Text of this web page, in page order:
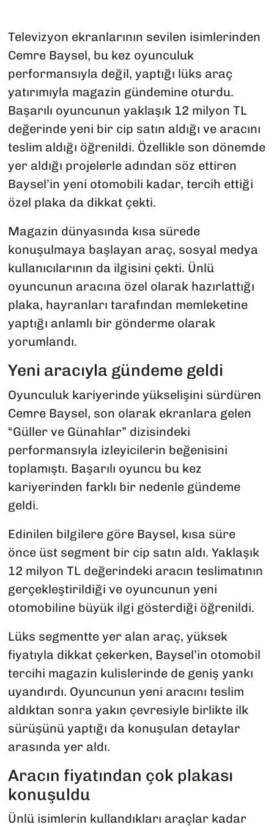
Televizyon ekranlarının sevilen isimlerinden
Cemre Baysel, bu kez oyunculuk
performansıyla değil, yaptığı lüks araç
yatırımıyla magazin gündemine oturdu.
Başarılı oyuncunun yaklaşık 12 milyon TL
değerinde yeni bir cip satın aldığı ve aracını
teslim aldığı öğrenildi. Özellikle son dönemde
yer aldığı projelerle adından söz ettiren
Baysel’in yeni otomobili kadar, tercih ettiği
özel plaka da dikkat çekti.
Magazin dünyasında kısa sürede
konuşulmaya başlayan araç, sosyal medya
kullanıcılarının da ilgisini çekti. Ünlü
oyuncunun aracına özel olarak hazırlattığı
plaka, hayranları tarafından memleketine
yaptığı anlamlı bir gönderme olarak
yorumlandı.
Yeni aracıyla gündeme geldi
Oyunculuk kariyerinde yükselişini sürdüren
Cemre Baysel, son olarak ekranlara gelen
“Güller ve Günahlar” dizisindeki
performansıyla izleyicilerin beğenisini
toplamıştı. Başarılı oyuncu bu kez
kariyerinden farklı bir nedenle gündeme
geldi.
Edinilen bilgilere göre Baysel, kısa süre
önce üst segment bir cip satın aldı. Yaklaşık
12 milyon TL değerindeki aracın teslimatının
gerçekleştirildiği ve oyuncunun yeni
otomobiline büyük ilgi gösterdiği öğrenildi.
Lüks segmentte yer alan araç, yüksek
fiyatıyla dikkat çekerken, Baysel’in otomobil
tercihi magazin kulislerinde de geniş yankı
uyandırdı. Oyuncunun yeni aracını teslim
aldıktan sonra yakın çevresiyle birlikte ilk
sürüşünü yaptığı da konuşulan detaylar
arasında yer aldı.
Aracın fiyatından çok plakası
konuşuldu
Ünlü isimlerin kullandıkları araçlar kadar